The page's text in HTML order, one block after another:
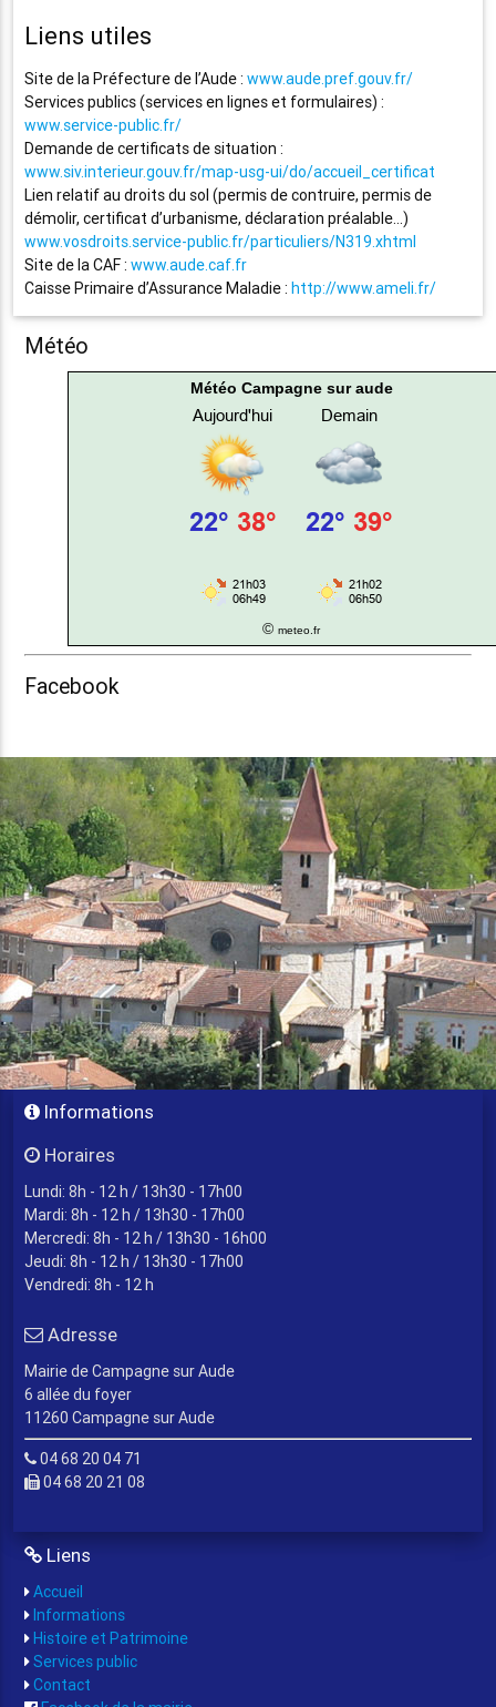
Liens utiles
Site de la Préfecture de l’Aude :www.aude.pref.gouv.fr/
Services publics (services en lignes et formulaires) :
www.service-public.fr/
Demande de certificats de situation :
www.siv.interieur.gouv.fr/map-usg-ui/do/accueil_certificat
Lien relatif au droits du sol (permis de contruire, permis de
démolir, certificat d’urbanisme, déclaration préalable…)
www.vosdroits.service-public.fr/particuliers/N319.xhtml
Site de la CAF :www.aude.caf.fr
Caisse Primaire d’Assurance Maladie : http://www.ameli.fr/
Météo
Météo Campagne sur aude
© meteo.fr
Facebook
Informations
Horaires
Lundi: 8h - 12 h / 13h30 - 17h00
Mardi: 8h - 12 h / 13h30 - 17h00
Mercredi: 8h - 12 h / 13h30 - 16h00
Jeudi: 8h - 12 h / 13h30 - 17h00
Vendredi: 8h - 12 h
Adresse
Mairie de Campagne sur Aude
6 allée du foyer
11260 Campagne sur Aude
04 68 20 04 71
04 68 20 21 08
Liens
Accueil
Informations
Histoire et Patrimoine
Services public
Contact